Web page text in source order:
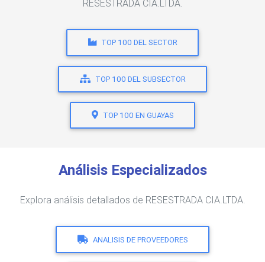
RESESTRADA CIA.LTDA.
TOP 100 DEL SECTOR
TOP 100 DEL SUBSECTOR
TOP 100 EN GUAYAS
Análisis Especializados
Explora análisis detallados de RESESTRADA CIA.LTDA.
ANALISIS DE PROVEEDORES